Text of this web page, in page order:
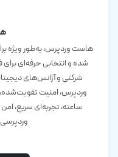
هاست وردپرس، به‌طور ویژه
شده و انتخابی حرفه‌ای
شرکتی و آژانس‌های
ساعته، تجربه‌ای سریع،